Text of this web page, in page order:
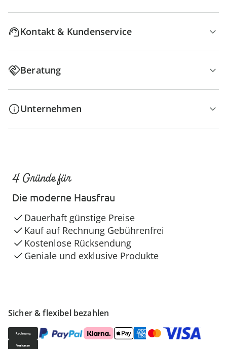
Kontakt & Kundenservice
Beratung
Unternehmen
Sicher & flexibel bezahlen
4 Gründe für
Die moderne Hausfrau
Dauerhaft günstige Preise
Kauf auf Rechnung Gebührenfrei
Kostenlose Rücksendung
Geniale und exklusive Produkte